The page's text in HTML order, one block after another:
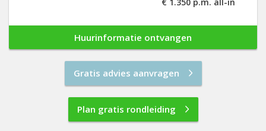
Huurinformatie ontvangen
Gratis advies aanvragen
Plan gratis rondleiding